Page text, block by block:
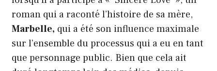
roman qui a raconté l’histoire de sa mère,
Marbelle, qui a été son influence maximale
sur l’ensemble du processus qui a eu en tant
que personnage public. Bien que cela ait